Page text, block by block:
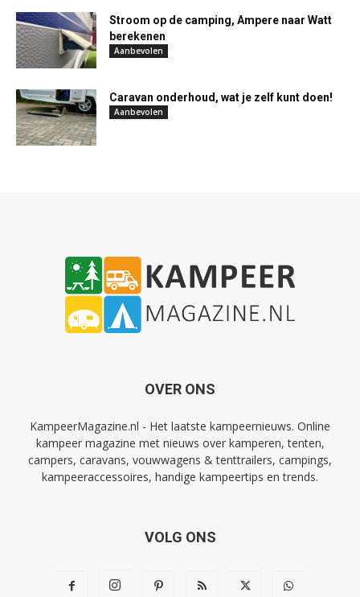
Stroom op de camping, Ampere naar Watt
berekenen
Aanbevolen
Caravan onderhoud, wat je zelf kunt doen!
Aanbevolen
OVER ONS
KampeerMagazine.nl - Het laatste kampeernieuws. Online
kampeer magazine met nieuws over kamperen, tenten,
campers, caravans, vouwwagens & tenttrailers, campings,
kampeeraccessoires, handige kampeertips en trends.
VOLG ONS